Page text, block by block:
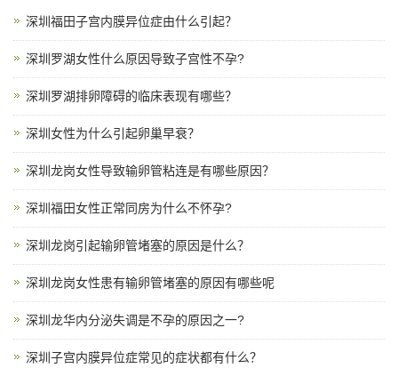
深圳福田子宫内膜异位症由什么引起？
深圳罗湖女性什么原因导致子宫性不孕?
深圳罗湖排卵障碍的临床表现有哪些？
深圳女性为什么引起卵巢早衰？
深圳龙岗女性导致输卵管粘连是有哪些原因？
深圳福田女性正常同房为什么不怀孕?
深圳龙岗引起输卵管堵塞的原因是什么？
深圳龙岗女性患有输卵管堵塞的原因有哪些呢
深圳龙华内分泌失调是不孕的原因之一?
深圳子宫内膜异位症常见的症状都有什么？